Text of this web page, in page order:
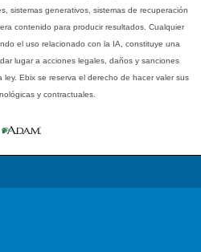
sistemas generativos, sistemas de recuperación
contenido para producir resultados. Cualquier
el uso relacionado con la IA, constituye una
lugar a acciones legales, daños y sanciones
Ebix se reserva el derecho de hacer valer sus
y contractuales.